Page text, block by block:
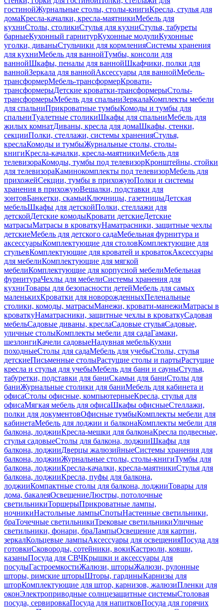
гостинойЖурнальные столы, столы-книгиКресла, стулья для
домаКресла-качалки, кресла-маятникиМебель для
кухниСтолы, столикиСтулья для кухниСтулья, табуреты
барныеКухонный гарнитурКухонные модулиКухонные
уголки, диваныСтульчики для кормленияСистемы хранения
для кухниМебель для ваннойТумбы, консоли для
ваннойШкафы, пеналы для ваннойШкафчики, полки для
ваннойЗеркала для ваннойАксессуары для ваннойМебель-
трансформерМебель-трансформерКровати-
трансформерыДетские кроватки-трансформерыСтолы-
трансформерыМебель для спальниЗеркалаКомплекты мебели
для спальниПрикроватные тумбыКомоды и тумбы для
спальниТуалетные столикиШкафы для спальниМебель для
жилых комнатДиваны, кресла для домаШкафы, стенки,
секцииПолки, стеллажи, системы храненияСтулья,
креслаКомоды и тумбыЖурнальные столы, столы-
книгиКресла-качалки, кресла-маятникиМебель для
телевизораКомоды, тумбы под телевизорКронштейны, стойки
для телевизораКаминокомплекты под телевизорМебель для
прихожейСекции, тумбы в прихожуюПолки и системы
хранения в прихожуюВешалки, подставки для
зонтовБанкетки, скамьиКлючницы, газетницыДетская
мебельШкафы для детскойПолки, стеллажи для
детскойДетские комодыКровати детскиеДетские
матрасыМатрасы в кроваткуНаматрасники, защитные чехлы
детскиеМебель для детского садаМебельная фурнитура и
аксессуарыКомплектующие для столовКомплектующие для
стульевКомплектующие для кроватей и кроватокАксессуары
для мебелиКомплектующие для мягкой
мебелиКомплектующие для корпусной мебелиМебельная
фурнитураЧехлы для мебелиСистемы хранения для
кухниТовары для безопасности детейМебель для самых
маленькихКроватки для новорожденныхПеленальные
столики, комоды, матрасыМанежи, кровати-манежиМатрасы в
кроваткуНаматрасники, защитные чехлы в кроваткуСадовая
мебельСадовые диваны, креслаСадовые стульяСадовые,
уличные столыКомплекты мебели для садаГамаки,
шезлонгиКачели садовыеНадувная мебельКухни
походныеСтолы для садаМебель для учебыСтолы, стулья
детскиеПисьменные столыРастущие столы и партыРастущие
кресла и стулья для учебыМебель для бани и сауныСтулья,
табуретки, подставки для баниСкамьи для баниСтолы для
баниЖурнальные столики для баниМебель для кабинета и
офисаСтолы офисные, компьютерныеКресла, стулья для
офисаМягкая мебель для офисаШкафы офисныеСтеллажи,
полки для документовОфисные тумбыКомплекты мебели для
кабинетаМебель для лоджии и балконаКомплекты мебели для
балкона, лоджииКресла-мешки для балконаКресла подвесные,
стулья садовыеСтолы для балкона, лоджииШкафы для
балкона, лоджииДверцы жалюзийныеСистемы хранения для
балкона, лоджииЖурнальные столы, столы-книгиТумбы для
балкона, лоджииКресла-качалки, кресла-маятникиСтулья для
балкона, лоджииКресла, пуфы для балкона,
лоджииКомпактные столы для балкона, лоджииТовары для
дома, бакалеяОсвещениеЛюстры, потолочные
светильникиТоршерыПрикроватные лампы,
ночникиНастольные лампыСпотыНастенные светильники,
браТочечные светильникиТрековые светильникиУличные
светильники, фонари, браЛампыОсвещение для картин,
зеркалКольцевые лампыАксессуары для освещенияПосуда для
готовкиСковороды, сотейники, вокиКастрюли, ковши,
казаныПосуда для СВЧКрышки и аксессуары для
посудыГастроемкостиЖалюзи, шторыЖалюзи, рулонные
шторы, римские шторыШторы, гардиныКарнизы для
шторКомплектующие для штор, карнизов, жалюзиПленки для
оконЭлектроприводные солнцезащитные системыСтоловая
посуда, сервировкаПосуда для напитковПосуда для горячих